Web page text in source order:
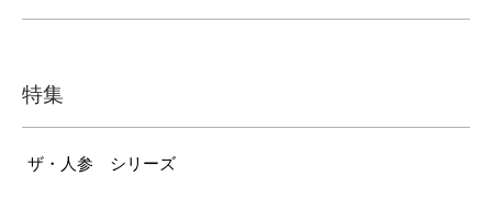
特集
ザ・人参 シリーズ